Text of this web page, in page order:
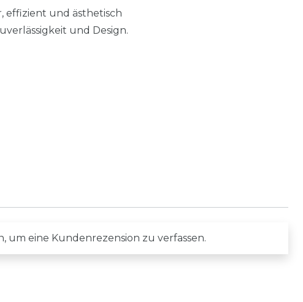
effizient und ästhetisch
und Design.
um eine Kundenrezension zu verfassen.